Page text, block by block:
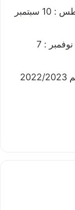
اصابة في الكاحل 40 يومًا (1 أغسطس : 10 سبتمبر
اصابة بفيروس كورونا 14 يومًا (19 نوفمبر : 7
غاب عن 3 مباريات فقط في موسم 2022/2023